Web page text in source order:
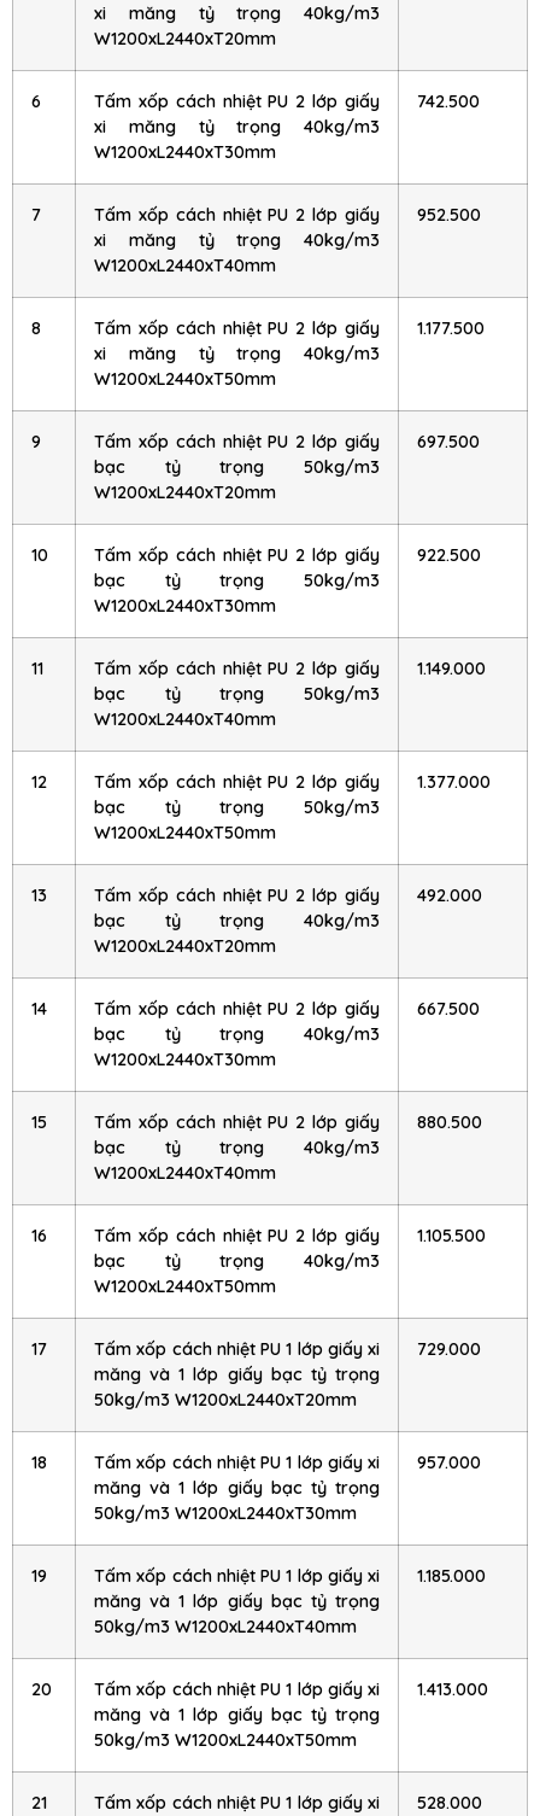
xi măng tỷ trọng 40kg/m3
W1200xL2440xT20mm
6
Tấm xốp cách nhiệt PU 2 lớp giấy
xi măng tỷ trọng 40kg/m3
W1200xL2440xT30mm
742.500
7
Tấm xốp cách nhiệt PU 2 lớp giấy
xi măng tỷ trọng 40kg/m3
W1200xL2440xT40mm
952.500
8
Tấm xốp cách nhiệt PU 2 lớp giấy
xi măng tỷ trọng 40kg/m3
W1200xL2440xT50mm
1.177.500
9
Tấm xốp cách nhiệt PU 2 lớp giấy
bạc tỷ trọng 50kg/m3
W1200xL2440xT20mm
697.500
10
Tấm xốp cách nhiệt PU 2 lớp giấy
bạc tỷ trọng 50kg/m3
W1200xL2440xT30mm
922.500
11
Tấm xốp cách nhiệt PU 2 lớp giấy
bạc tỷ trọng 50kg/m3
W1200xL2440xT40mm
1.149.000
12
Tấm xốp cách nhiệt PU 2 lớp giấy
bạc tỷ trọng 50kg/m3
W1200xL2440xT50mm
1.377.000
13
Tấm xốp cách nhiệt PU 2 lớp giấy
bạc tỷ trọng 40kg/m3
W1200xL2440xT20mm
492.000
14
Tấm xốp cách nhiệt PU 2 lớp giấy
bạc tỷ trọng 40kg/m3
W1200xL2440xT30mm
667.500
15
Tấm xốp cách nhiệt PU 2 lớp giấy
bạc tỷ trọng 40kg/m3
W1200xL2440xT40mm
880.500
16
Tấm xốp cách nhiệt PU 2 lớp giấy
bạc tỷ trọng 40kg/m3
W1200xL2440xT50mm
1.105.500
17
Tấm xốp cách nhiệt PU 1 lớp giấy xi
măng và 1 lớp giấy bạc tỷ trọng
50kg/m3 W1200xL2440xT20mm
729.000
18
Tấm xốp cách nhiệt PU 1 lớp giấy xi
măng và 1 lớp giấy bạc tỷ trọng
50kg/m3 W1200xL2440xT30mm
957.000
19
Tấm xốp cách nhiệt PU 1 lớp giấy xi
măng và 1 lớp giấy bạc tỷ trọng
50kg/m3 W1200xL2440xT40mm
1.185.000
20
Tấm xốp cách nhiệt PU 1 lớp giấy xi
măng và 1 lớp giấy bạc tỷ trọng
50kg/m3 W1200xL2440xT50mm
1.413.000
21 Tấm xốp cách nhiệt PU 1 lớp giấy xi 528.000